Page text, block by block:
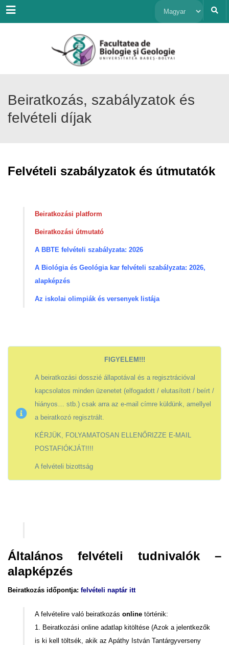
Menu Nyelv
Beiratkozás, szabályzatok és
felvételi díjak
Felvételi szabályzatok és útmutatók
Beiratkozási platform
Beiratkozási útmutató
A BBTE felvételi szabályzata: 2026
A Biológia és Geológia kar felvételi szabályzata: 2026,
alapképzés
Az iskolai olimpiák és versenyek listája
FIGYELEM!!!
A beiratkozási dosszié állapotával és a regisztrációval
kapcsolatos minden üzenetet (elfogadott / elutasított / beírt /
hiányos… stb.) csak arra az e-mail címre küldünk, amellyel
a beiratkozó regisztrált.
KÉRJÜK, FOLYAMATOSAN ELLENŐRIZZE E-MAIL
POSTAFIÓKJÁT!!!!
A felvételi bizottság
Általános felvételi tudnivalók –
alapképzés
Beiratkozás időpontja: felvételi naptár itt
A felvételire való beiratkozás online történik:
1. Beiratkozási online adatlap kitöltése (Azok a jelentkezők
is ki kell töltsék, akik az Apáthy István Tantárgyverseny